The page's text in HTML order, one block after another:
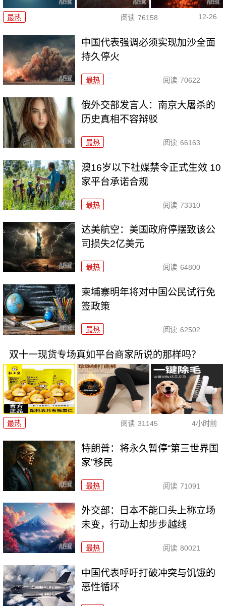
最热 阅读 76158 12-26
中国代表强调必须实现加沙全面
持久停火
最热 阅读 70622
俄外交部发言人：南京大屠杀的
历史真相不容辩驳
最热 阅读 66163
澳16岁以下社媒禁令正式生效 10
家平台承诺合规
最热 阅读 73310
达美航空：美国政府停摆致该公
司损失2亿美元
最热 阅读 64800
柬埔寨明年将对中国公民试行免
签政策
最热 阅读 62502
双十一现货专场真如平台商家所说的那样吗？
最热 阅读 31145 4小时前
特朗普：将永久暂停“第三世界国
家”移民
最热 阅读 71091
外交部：日本不能口头上称立场
未变，行动上却步步越线
最热 阅读 80021
中国代表呼吁打破冲突与饥饿的
恶性循环